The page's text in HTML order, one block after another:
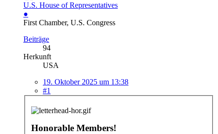
U.S. House of Representatives
●
First Chamber, U.S. Congress
Beiträge
94
Herkunft
USA
19. Oktober 2025 um 13:38
#1
Honorable Members!